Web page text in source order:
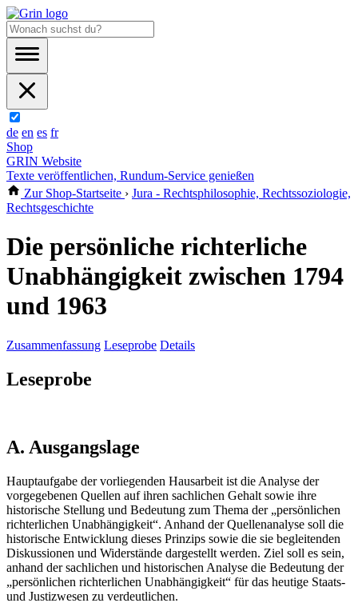
de en es fr
Shop
GRIN Website
Texte veröffentlichen, Rundum-Service genießen
Zur Shop-Startseite › Jura - Rechtsphilosophie, Rechtssoziologie,
Rechtsgeschichte
Die persönliche richterliche
Unabhängigkeit zwischen 1794
und 1963
Zusammenfassung Leseprobe Details
Leseprobe
A. Ausgangslage
Hauptaufgabe der vorliegenden Hausarbeit ist die Analyse der
vorgegebenen Quellen auf ihren sachlichen Gehalt sowie ihre
historische Stellung und Bedeutung zum Thema der „persönlichen
richterlichen Unabhängigkeit“. Anhand der Quellenanalyse soll die
historische Entwicklung dieses Prinzips sowie die sie begleitenden
Diskussionen und Widerstände dargestellt werden. Ziel soll es sein,
anhand der sachlichen und historischen Analyse die Bedeutung der
„persönlichen richterlichen Unabhängigkeit“ für das heutige Staats-
und Justizwesen zu verdeutlichen.